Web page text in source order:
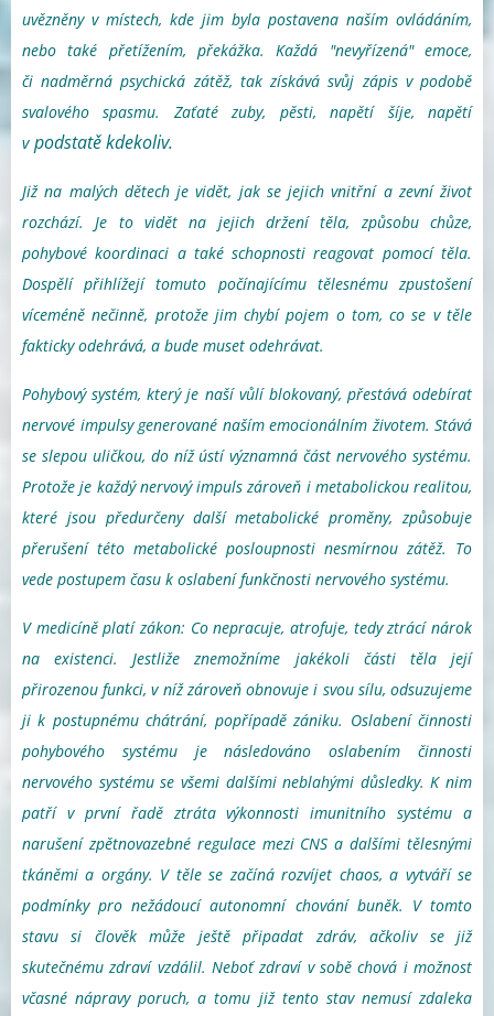
uvězněny v místech, kde jim byla postavena naším ovládáním,
nebo také přetížením, překážka. Každá "nevyřízená" emoce,
či nadměrná psychická zátěž, tak získává svůj zápis v podobě
svalového spasmu. Zaťaté zuby, pěsti, napětí šíje, napětí
v podstatě kdekoliv.
Již na malých dětech je vidět, jak se jejich vnitřní a zevní život
rozchází. Je to vidět na jejich držení těla, způsobu chůze,
pohybové koordinaci a také schopnosti reagovat pomocí těla.
Dospělí přihlížejí tomuto počínajícímu tělesnému zpustošení
víceméně nečinně, protože jim chybí pojem o tom, co se v těle
fakticky odehrává, a bude muset odehrávat.
Pohybový systém, který je naší vůlí blokovaný, přestává odebírat
nervové impulsy generované naším emocionálním životem. Stává
se slepou uličkou, do níž ústí významná část nervového systému.
Protože je každý nervový impuls zároveň i metabolickou realitou,
které jsou předurčeny další metabolické proměny, způsobuje
přerušení této metabolické posloupnosti nesmírnou zátěž. To
vede postupem času k oslabení funkčnosti nervového systému.
V medicíně platí zákon: Co nepracuje, atrofuje, tedy ztrácí nárok
na existenci. Jestliže znemožníme jakékoli části těla její
přirozenou funkci, v níž zároveň obnovuje i svou sílu, odsuzujeme
ji k postupnému chátrání, popřípadě zániku. Oslabení činnosti
pohybového systému je následováno oslabením činnosti
nervového systému se všemi dalšími neblahými důsledky. K nim
patří v první řadě ztráta výkonnosti imunitního systému a
narušení zpětnovazebné regulace mezi CNS a dalšími tělesnými
tkáněmi a orgány. V těle se začíná rozvíjet chaos, a vytváří se
podmínky pro nežádoucí autonomní chování buněk. V tomto
stavu si člověk může ještě připadat zdráv, ačkoliv se již
skutečnému zdraví vzdálil. Neboť zdraví v sobě chová i možnost
včasné nápravy poruch, a tomu již tento stav nemusí zdaleka